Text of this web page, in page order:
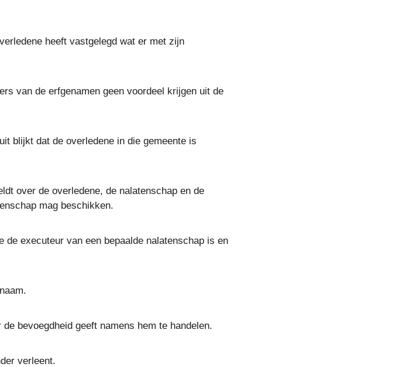
heeft vastgelegd wat er met zijn
van de erfgenamen geen voordeel krijgen uit de
blijkt dat de overledene in die gemeente is
over de overledene, de nalatenschap en de
mag beschikken.
executeur van een bepaalde nalatenschap is en
bevoegdheid geeft namens hem te handelen.
verleent.